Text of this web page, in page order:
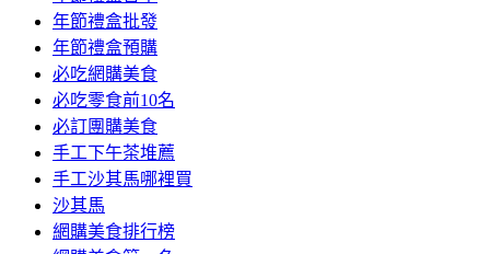
年節禮盒批發
年節禮盒預購
必吃網購美食
必吃零食前10名
必訂團購美食
手工下午茶堆薦
手工沙其馬哪裡買
沙其馬
網購美食排行榜